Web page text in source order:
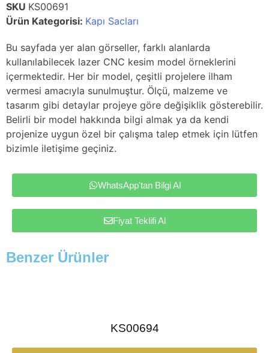
SKU KS00691
Ürün Kategorisi: Kapı Sacları
Bu sayfada yer alan görseller, farklı alanlarda
kullanılabilecek lazer CNC kesim model örneklerini
içermektedir. Her bir model, çeşitli projelere ilham
vermesi amacıyla sunulmuştur. Ölçü, malzeme ve
tasarım gibi detaylar projeye göre değişiklik gösterebilir.
Belirli bir model hakkında bilgi almak ya da kendi
projenize uygun özel bir çalışma talep etmek için lütfen
bizimle iletişime geçiniz.
WhatsApp'tan Bilgi Al
Fiyat Teklifi Al
Benzer Ürünler
KS00694